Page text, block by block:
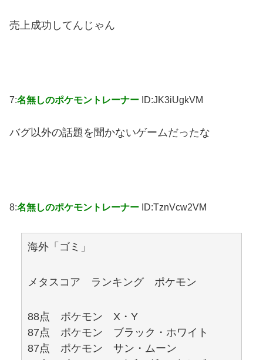
売上成功してんじゃん
7:名無しのポケモントレーナー ID:JK3iUgkVM
バグ以外の話題を聞かないゲームだったな
8:名無しのポケモントレーナー ID:TznVcw2VM
海外「ゴミ」
メタスコア ランキング ポケモン
88点 ポケモン X・Y
87点 ポケモン ブラック・ホワイト
87点 ポケモン サン・ムーン